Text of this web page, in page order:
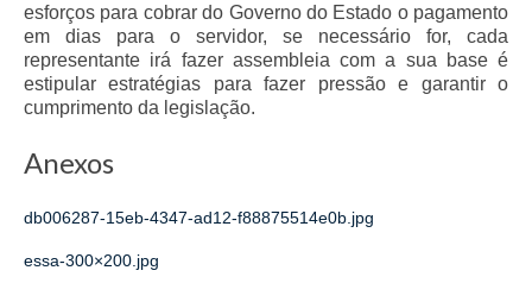
esforços para cobrar do Governo do Estado o pagamento
em dias para o servidor, se necessário for, cada
representante irá fazer assembleia com a sua base é
estipular estratégias para fazer pressão e garantir o
cumprimento da legislação.
Anexos
db006287-15eb-4347-ad12-f88875514e0b.jpg
essa-300×200.jpg